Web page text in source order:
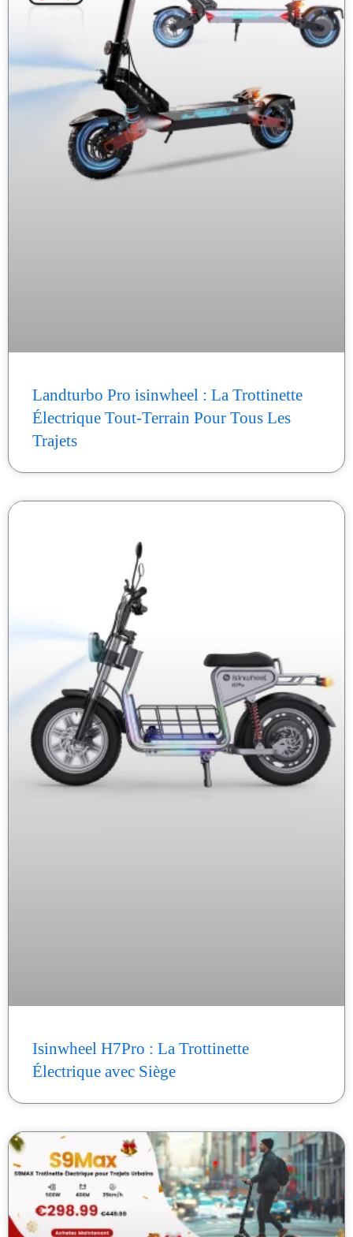
Landturbo Pro isinwheel : La Trottinette
Électrique Tout-Terrain Pour Tous Les
Trajets
Isinwheel H7Pro : La Trottinette
Électrique avec Siège